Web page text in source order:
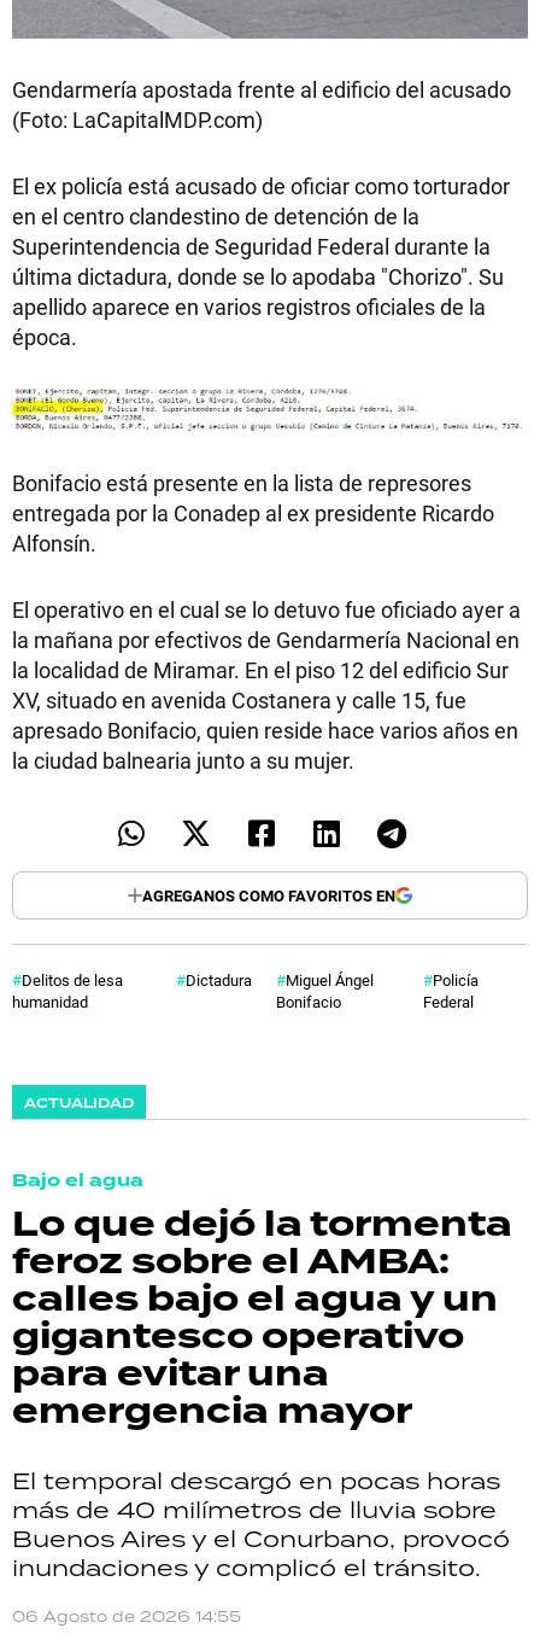
Gendarmería apostada frente al edificio del acusado
(Foto: LaCapitalMDP.com)
El ex policía está acusado de oficiar como torturador
en el centro clandestino de detención de la
Superintendencia de Seguridad Federal durante la
última dictadura, donde se lo apodaba "Chorizo". Su
apellido aparece en varios registros oficiales de la
época.
Bonifacio está presente en la lista de represores
entregada por la Conadep al ex presidente Ricardo
Alfonsín.
El operativo en el cual se lo detuvo fue oficiado ayer a
la mañana por efectivos de Gendarmería Nacional en
la localidad de Miramar. En el piso 12 del edificio Sur
XV, situado en avenida Costanera y calle 15, fue
apresado Bonifacio, quien reside hace varios años en
la ciudad balnearia junto a su mujer.
AGREGANOS COMO FAVORITOS EN
Delitos de lesa
humanidad
Dictadura
Miguel Ángel
Bonifacio
Policía
Federal
ACTUALIDAD
Bajo el agua
Lo que dejó la tormenta
feroz sobre el AMBA:
calles bajo el agua y un
gigantesco operativo
para evitar una
emergencia mayor
El temporal descargó en pocas horas
más de 40 milímetros de lluvia sobre
Buenos Aires y el Conurbano, provocó
inundaciones y complicó el tránsito.
06 Agosto de 2026 14:55